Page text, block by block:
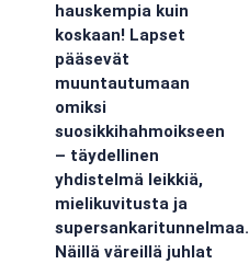
hauskempia kuin
koskaan! Lapset
pääsevät
muuntautumaan
omiksi
suosikkihahmoikseen
– täydellinen
yhdistelmä leikkiä,
mielikuvitusta ja
supersankaritunnelmaa.
Näillä väreillä juhlat